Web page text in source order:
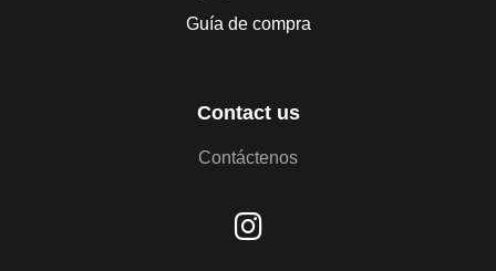
Guía de compra
Contact us
Contáctenos